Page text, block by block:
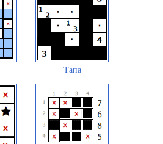
Тапа